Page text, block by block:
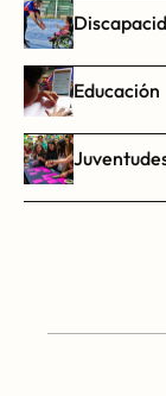
Educación